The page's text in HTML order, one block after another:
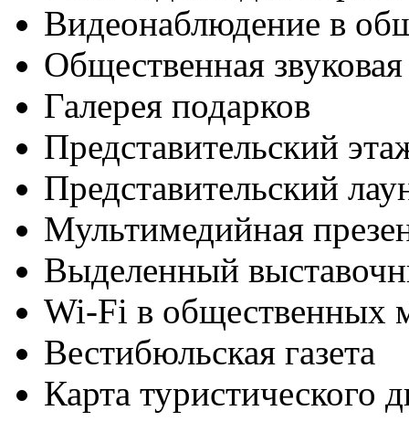
Видеонаблюдение в
Общественная
Галерея подарков
Представительский
Представительский
Мультимедийная
Выделенный
Wi-Fi в общественных
Вестибюльская газета
Карта туристического